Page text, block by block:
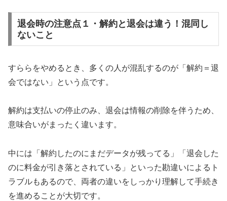
退会時の注意点１・解約と退会は違う！混同し
ないこと
すららをやめるとき、多くの人が混乱するのが「解約＝退
会ではない」という点です。
解約は支払いの停止のみ、退会は情報の削除を伴うため、
意味合いがまったく違います。
中には「解約したのにまだデータが残ってる」「退会した
のに料金が引き落とされている」といった勘違いによるト
ラブルもあるので、両者の違いをしっかり理解して手続き
を進めることが大切です。